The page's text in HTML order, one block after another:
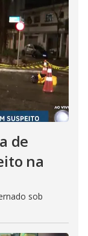
de
na
sob